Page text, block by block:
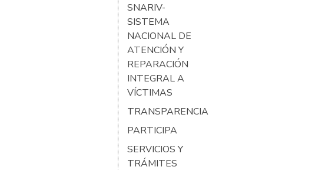
SNARIV-
SISTEMA
NACIONAL DE
ATENCIÓN Y
REPARACIÓN
INTEGRAL A
VÍCTIMAS
TRANSPARENCIA
PARTICIPA
SERVICIOS Y
TRÁMITES